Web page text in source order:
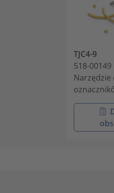
TJC4-9
518-00149
Narzędzie